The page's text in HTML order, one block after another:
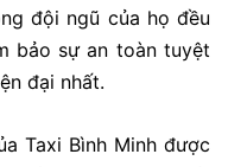
đội ngũ của họ đều
bảo sự an toàn tuyệt
đại nhất.
Taxi Bình Minh được